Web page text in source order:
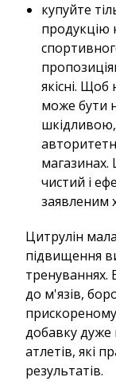
купуйте
продукцію
якісні.
може бути
чистий і
заявленим
Цитрулін
підвищення
тренуваннях.
до м'язів,
добавку дуже
атлетів, які
результатів.